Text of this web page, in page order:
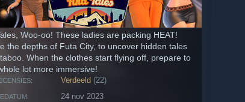
Woo-oo! These ladies are packing HEAT!
the depths of Futa City, to uncover hidden tales
When the clothes start flying off, prepare to
lot more immersive!
Verdeeld (22)
24 nov 2023